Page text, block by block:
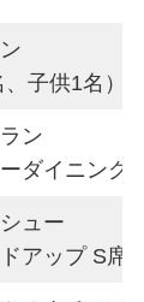
子供1名）
ン
ダイニング
ュー
アップ S席